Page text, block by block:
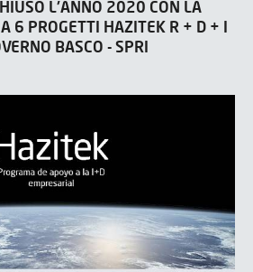
L'ANNO 2020 CON LA
6 PROGETTI HAZITEK R + D + I
BASCO - SPRI